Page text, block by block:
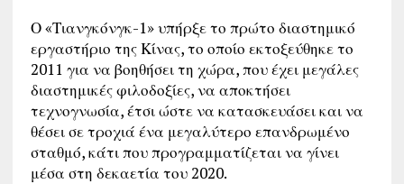
Ο «Τιανγκόνγκ-1» υπήρξε το πρώτο διαστημικό
εργαστήριο της Κίνας, το οποίο εκτοξεύθηκε το
2011 για να βοηθήσει τη χώρα, που έχει μεγάλες
διαστημικές φιλοδοξίες, να αποκτήσει
τεχνογνωσία, έτσι ώστε να κατασκευάσει και να
θέσει σε τροχιά ένα μεγαλύτερο επανδρωμένο
σταθμό, κάτι που προγραμματίζεται να γίνει
μέσα στη δεκαετία του 2020.